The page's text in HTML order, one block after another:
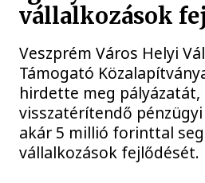
vállalkozások
Veszprém Város Helyi
Támogató
hirdette meg pályázatát,
visszatérítendő
akár 5 millió forinttal
vállalkozások fejlődését.